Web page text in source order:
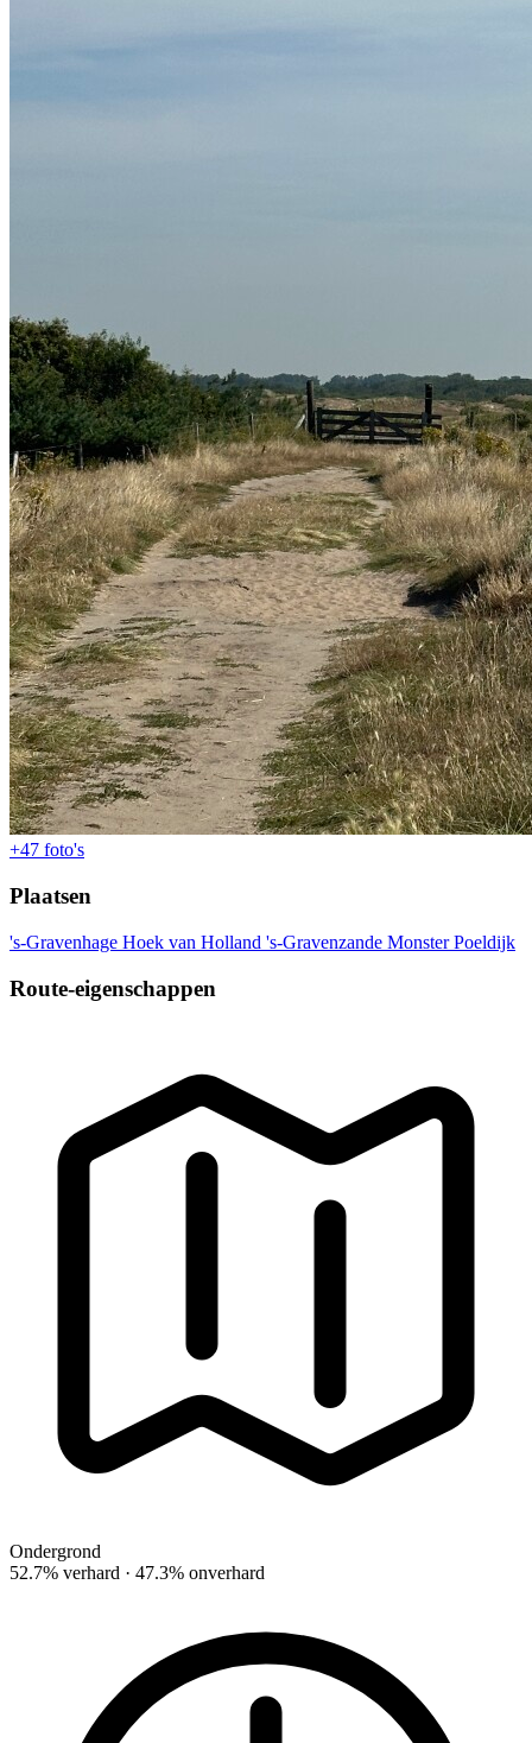
+47 foto's
Plaatsen
's-Gravenhage Hoek van Holland 's-Gravenzande MonsterPoeldijk
Route-eigenschappen
Ondergrond
52.7% verhard · 47.3% onverhard